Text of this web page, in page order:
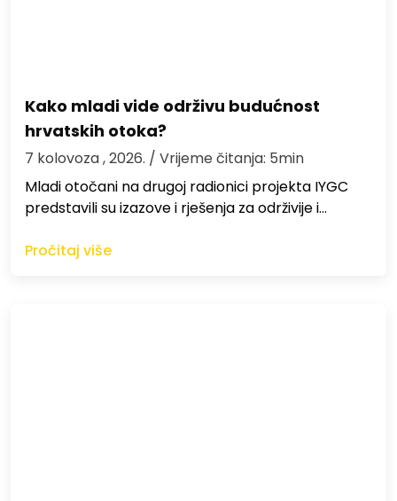
Kako mladi vide održivu budućnost
hrvatskih otoka?
7 kolovoza , 2026. / Vrijeme čitanja: 5min
Mladi otočani na drugoj radionici projekta IYGC
predstavili su izazove i rješenja za održivije i…
Pročitaj više